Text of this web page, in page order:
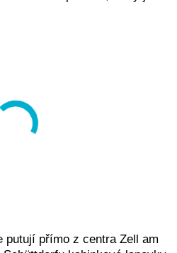
putují přímo z centra Zell am